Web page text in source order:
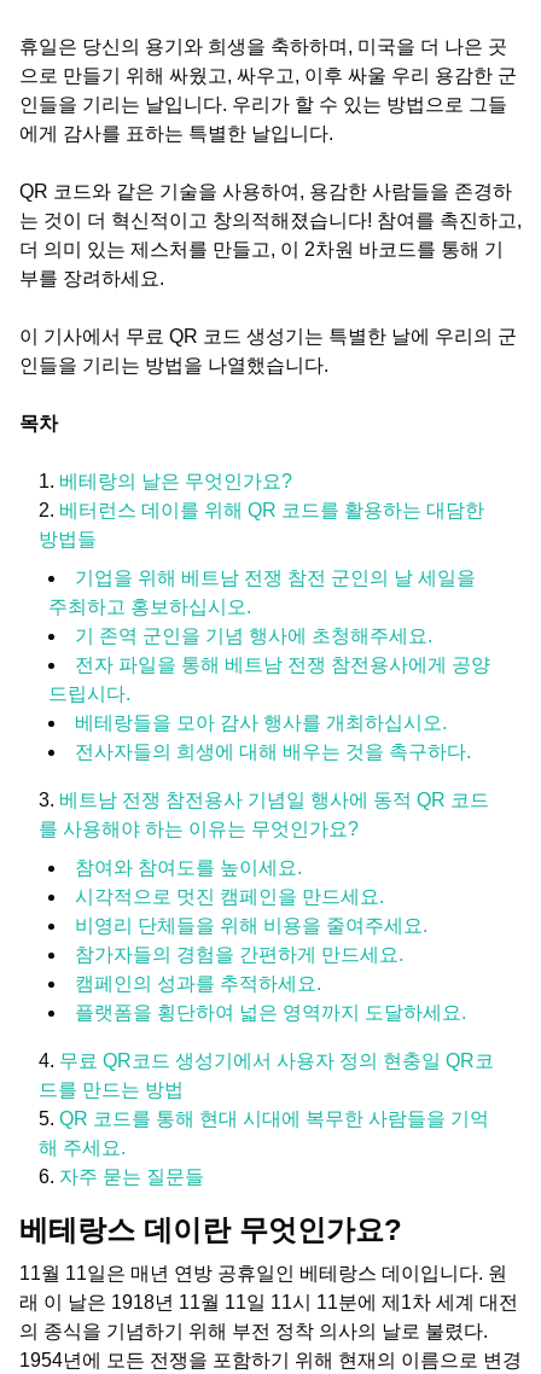
휴일은 당신의 용기와 희생을 축하하며, 미국을 더 나은 곳
으로 만들기 위해 싸웠고, 싸우고, 이후 싸울 우리 용감한 군
인들을 기리는 날입니다. 우리가 할 수 있는 방법으로 그들
에게 감사를 표하는 특별한 날입니다.
QR 코드와 같은 기술을 사용하여, 용감한 사람들을 존경하
는 것이 더 혁신적이고 창의적해졌습니다! 참여를 촉진하고,
더 의미 있는 제스처를 만들고, 이 2차원 바코드를 통해 기
부를 장려하세요.
이 기사에서 무료 QR 코드 생성기는 특별한 날에 우리의 군
인들을 기리는 방법을 나열했습니다.
목차
베테랑의 날은 무엇인가요?
베터런스 데이를 위해 QR 코드를 활용하는 대담한
방법들
기업을 위해 베트남 전쟁 참전 군인의 날 세일을
주최하고 홍보하십시오.
기 존역 군인을 기념 행사에 초청해주세요.
전자 파일을 통해 베트남 전쟁 참전용사에게 공양
드립시다.
베테랑들을 모아 감사 행사를 개최하십시오.
전사자들의 희생에 대해 배우는 것을 촉구하다.
베트남 전쟁 참전용사 기념일 행사에 동적 QR 코드
를 사용해야 하는 이유는 무엇인가요?
참여와 참여도를 높이세요.
시각적으로 멋진 캠페인을 만드세요.
비영리 단체들을 위해 비용을 줄여주세요.
참가자들의 경험을 간편하게 만드세요.
캠페인의 성과를 추적하세요.
플랫폼을 횡단하여 넓은 영역까지 도달하세요.
무료 QR코드 생성기에서 사용자 정의 현충일 QR코
드를 만드는 방법
QR 코드를 통해 현대 시대에 복무한 사람들을 기억
해 주세요.
자주 묻는 질문들
베테랑스 데이란 무엇인가요?
11월 11일은 매년 연방 공휴일인 베테랑스 데이입니다. 원
래 이 날은 1918년 11월 11일 11시 11분에 제1차 세계 대전
의 종식을 기념하기 위해 부전 정착 의사의 날로 불렸다.
1954년에 모든 전쟁을 포함하기 위해 현재의 이름으로 변경